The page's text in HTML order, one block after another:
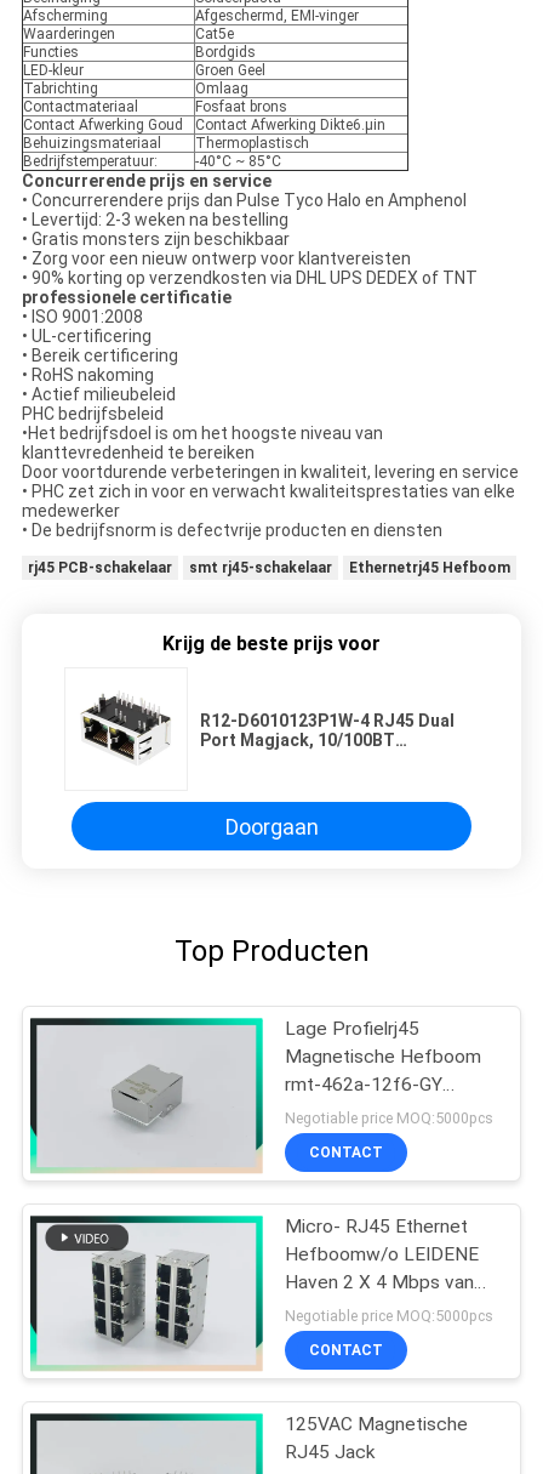
Afscherming
Afgeschermd, EMI-vinger
Waarderingen
Cat5e
Functies
Bordgids
LED-kleur
Groen Geel
Tabrichting​
Omlaag
Contactmateriaal
Fosfaat brons
Contact Afwerking Goud Contact Afwerking Dikte6.µin
Behuizingsmateriaal
Thermoplastisch
Bedrijfstemperatuur:
-40°C ~ 85°C
Concurrerende prijs en service
• Concurrerendere prijs dan Pulse Tyco Halo en Amphenol
• Levertijd: 2-3 weken na bestelling
• Gratis monsters zijn beschikbaar
• Zorg voor een nieuw ontwerp voor klantvereisten
• 90% korting op verzendkosten via DHL UPS DEDEX of TNT
professionele certificatie
• ISO 9001:2008
• UL-certificering
• Bereik certificering
• RoHS nakoming
• Actief milieubeleid
PHC bedrijfsbeleid
•Het bedrijfsdoel is om het hoogste niveau van
klanttevredenheid te bereiken
Door voortdurende verbeteringen in kwaliteit, levering en service
• PHC zet zich in voor en verwacht kwaliteitsprestaties van elke
medewerker
• De bedrijfsnorm is defectvrije producten en diensten
rj45 PCB-schakelaar smt rj45-schakelaar Ethernetrj45 Hefboom
Krijg de beste prijs voor
R12-D6010123P1W-4 RJ45 Dual
Port Magjack, 10/100BT
Doorgaan
Top Producten
Lage Profielrj45
Magnetische Hefboom
rmt-462a-12f6-GY
MIC3801D-5166
Negotiable price MOQ:5000pcs
CONTACT
Micro- RJ45 Ethernet
Hefboomw/o LEIDENE
Haven 2 X 4 Mbps van
PHC 10/100/1000
Negotiable price MOQ:5000pcs
CONTACT
125VAC Magnetische
RJ45 Jack